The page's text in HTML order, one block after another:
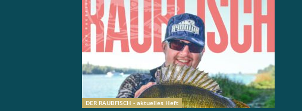
DER RAUBFISCH - aktuelles Heft